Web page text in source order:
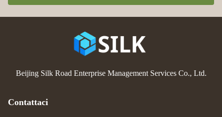
Beijing Silk Road Enterprise Management Services Co., Ltd.
Contattaci